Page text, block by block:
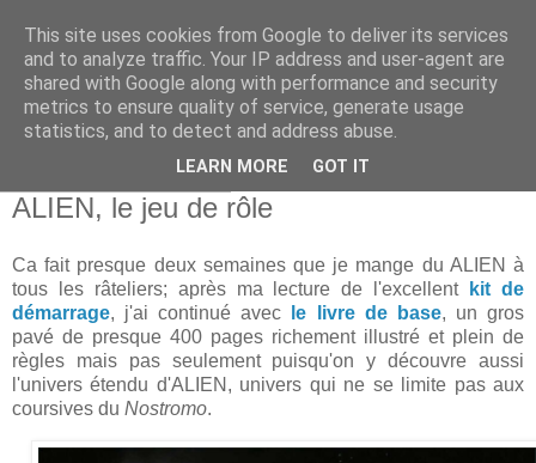
ALIEN, le jeu de rôle
Ca fait presque deux semaines que je mange du ALIEN à
tous les râteliers; après ma lecture de l'excellent
kit de
démarrage, j'ai continué avec le livre de base, un gros
pavé de presque 400 pages richement illustré et plein de
règles mais pas seulement puisqu'on y découvre aussi
l'univers étendu d'ALIEN, univers qui ne se limite pas aux
coursives du Nostromo.
This site uses cookies from Google to deliver its services
and to analyze traffic. Your IP address and user-agent are
shared with Google along with performance and security
metrics to ensure quality of service, generate usage
statistics, and to detect and address abuse.
LEARN MORE GOT IT